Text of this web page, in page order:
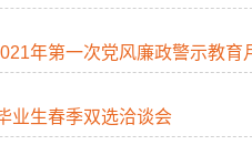
年第一次党风廉政警示教育
业生春季双选洽谈会